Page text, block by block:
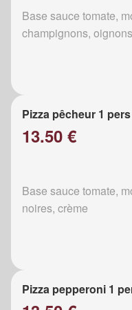
Base sauce tomate,
champignons, oignons
Pizza pêcheur 1 pers
13.50 €
Base sauce tomate,
noires, crème
Pizza pepperoni 1